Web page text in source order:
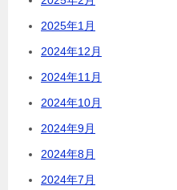
2025年1月
2024年12月
2024年11月
2024年10月
2024年9月
2024年8月
2024年7月